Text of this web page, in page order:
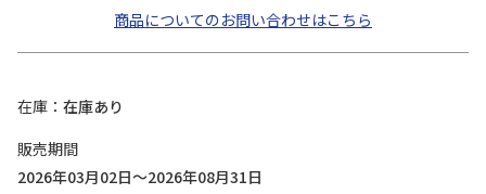
商品についてのお問い合わせはこちら
在庫
在庫あり
販売期間
2026年03月02日～2026年08月31日